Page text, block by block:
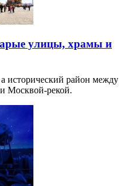
улицы, храмы и
исторический район между
Москвой-рекой.